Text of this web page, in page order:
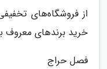
خرید برندهای معروف
فصل حراج